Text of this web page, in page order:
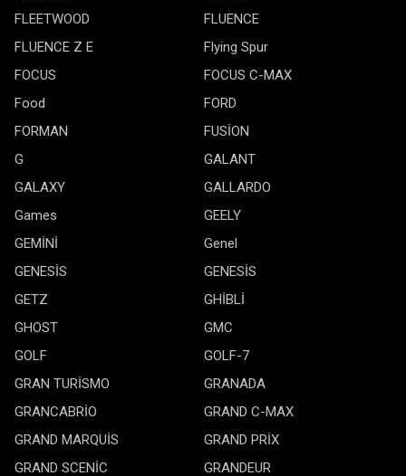
FLEETWOOD
FLUENCE
FLUENCE Z E
Flying Spur
FOCUS
FOCUS C-MAX
Food
FORD
FORMAN
FUSİON
G
GALANT
GALAXY
GALLARDO
Games
GEELY
GEMİNİ
Genel
GENESİS
GENESİS
GETZ
GHİBLİ
GHOST
GMC
GOLF
GOLF-7
GRAN TURİSMO
GRANADA
GRANCABRİO
GRAND C-MAX
GRAND MARQUİS
GRAND PRİX
GRAND SCENİC
GRANDEUR